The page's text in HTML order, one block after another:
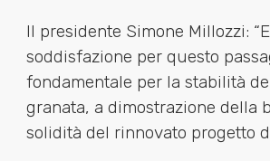
Il presidente Simone Millozzi:
soddisfazione per questo
fondamentale per la stabilità
granata, a dimostrazione della
solidità del rinnovato progetto